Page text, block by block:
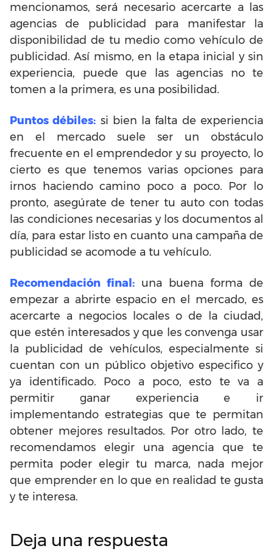
mencionamos, será necesario acercarte a las
agencias de publicidad para manifestar la
disponibilidad de tu medio como vehículo de
publicidad. Así mismo, en la etapa inicial y sin
experiencia, puede que las agencias no te
tomen a la primera, es una posibilidad.
Puntos débiles: si bien la falta de experiencia
en el mercado suele ser un obstáculo
frecuente en el emprendedor y su proyecto, lo
cierto es que tenemos varias opciones para
irnos haciendo camino poco a poco. Por lo
pronto, asegúrate de tener tu auto con todas
las condiciones necesarias y los documentos al
día, para estar listo en cuanto una campaña de
publicidad se acomode a tu vehículo.
Recomendación final: una buena forma de
empezar a abrirte espacio en el mercado, es
acercarte a negocios locales o de la ciudad,
que estén interesados y que les convenga usar
la publicidad de vehículos, especialmente si
cuentan con un público objetivo especifico y
ya identificado. Poco a poco, esto te va a
permitir ganar experiencia e ir
implementando estrategias que te permitan
obtener mejores resultados. Por otro lado, te
recomendamos elegir una agencia que te
permita poder elegir tu marca, nada mejor
que emprender en lo que en realidad te gusta
y te interesa.
Deja una respuesta